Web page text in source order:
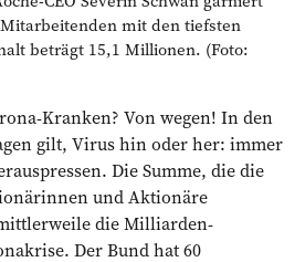
mit den tiefsten
beträgt 15,1 Millionen. (Foto:
Kranken? Von wegen! In den
gilt, Virus hin oder her: immer
Die Summe, die die
und Aktionäre
die Mil­liarden-
Der Bund hat 60